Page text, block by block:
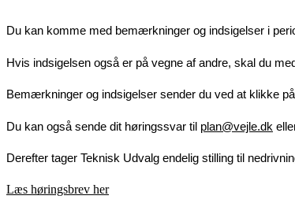
Du kan komme med bemærkninger og indsigelser i
Hvis indsigelsen også er på vegne af andre, skal du
Bemærkninger og indsigelser sender du ved at klikke
Du kan også sende dit høringssvar til plan@vejle.dk
Derefter tager Teknisk Udvalg endelig stilling til
Læs høringsbrev her